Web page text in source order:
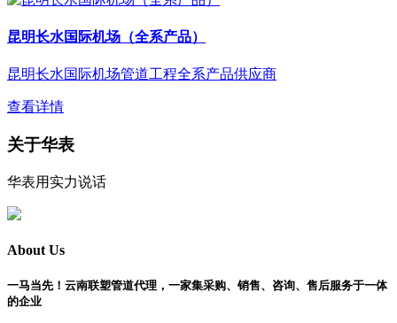
昆明长水国际机场（全系产品）
昆明长水国际机场管道工程全系产品供应商
查看详情
关于华表
华表用实力说话
About Us
一马当先！云南联塑管道代理，一家集采购、销售、咨询、售后服务于一体
的企业